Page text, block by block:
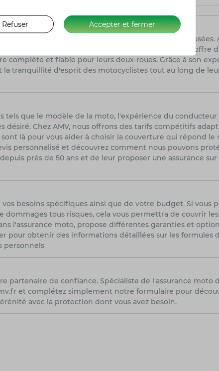
les tarifs, les garanties et les franchises proposées.
sérieuse considération. Fort de son expertise, AMV offre
complète et fiable pour leurs deux-roues. Grâce à son
la tranquillité d'esprit des motocyclistes tout au long de
tels que le modèle de la moto, l'expérience du conducteur
Chez AMV, nous offrons des tarifs compétitifs
là pour vous aider à choisir la couverture qui répond le
personnalisé et découvrez comment nous pouvons
près de 50 ans et de leur proposer une assurance
besoins spécifiques ainsi que de votre budget. Si vous
tous risques, cela vous permettra de couvrir
l'assurance moto, propose différentes garanties et
pour obtenir des informations détaillées sur les formules
personnels
de confiance. Spécialiste de l'assurance moto
et complétez simplement notre formulaire pour
avec la protection dont vous avez besoin.
Accepter et fermer
Refuser